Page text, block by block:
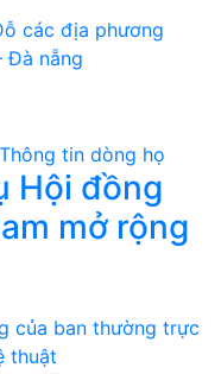
các địa phương
Đà nẵng
Thông tin dòng họ
Hội đồng
mở rộng
của ban thường trực
thuật